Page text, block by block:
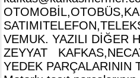
VEMUK. YAZILI DİĞER
ZEYYAT
YEDEK PARÇALARININ